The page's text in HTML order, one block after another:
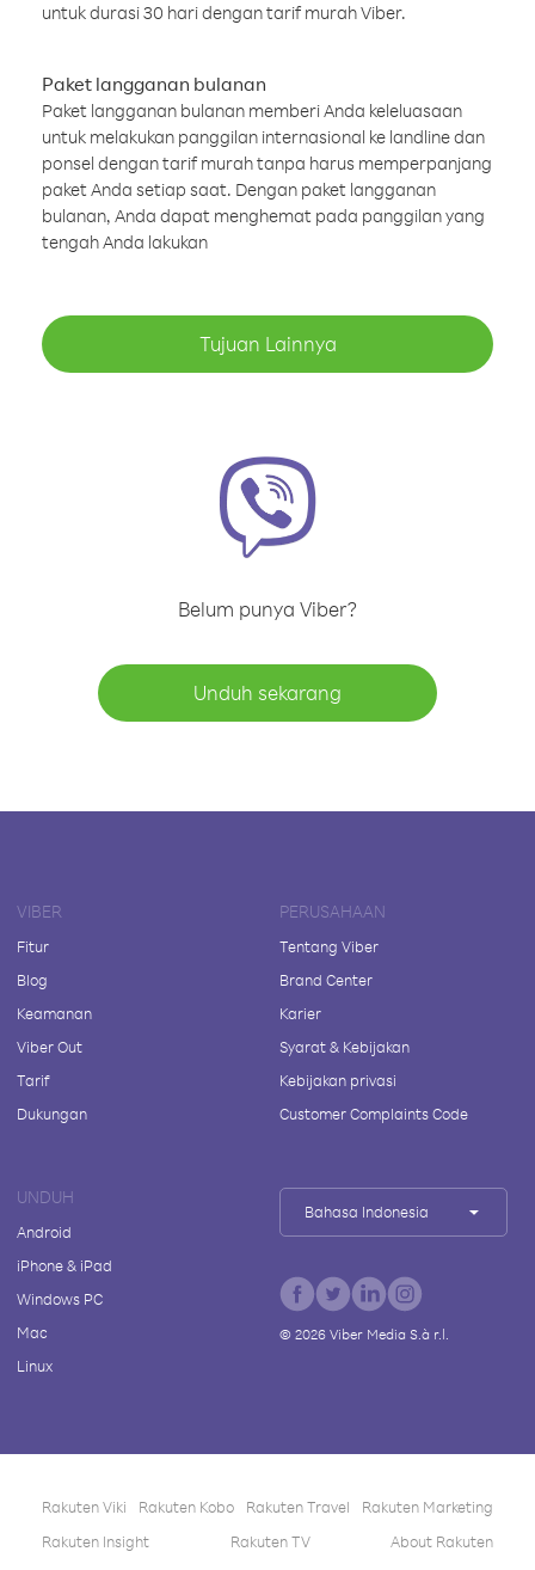
untuk durasi 30 hari dengan tarif murah Viber.
Paket langganan bulanan
Paket langganan bulanan memberi Anda keleluasaan
untuk melakukan panggilan internasional ke landline dan
ponsel dengan tarif murah tanpa harus memperpanjang
paket Anda setiap saat. Dengan paket langganan
bulanan, Anda dapat menghemat pada panggilan yang
tengah Anda lakukan
Tujuan Lainnya
Belum punya Viber?
Unduh sekarang
VIBER
Fitur
Blog
Keamanan
Viber Out
Tarif
Dukungan
PERUSAHAAN
Tentang Viber
Brand Center
Karier
Syarat & Kebijakan
Kebijakan privasi
Customer Complaints Code
UNDUH
Android
iPhone & iPad
Windows PC
Mac
Linux
Bahasa Indonesia
© 2026Viber Media S.à r.l.
Rakuten Viki Rakuten Kobo Rakuten Travel
Rakuten Marketing
Rakuten Insight
Rakuten TV About Rakuten